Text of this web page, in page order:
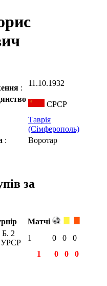
:
11.10.1932
СРСР
Таврія
(Сімферополь)
: Воротар
за
Матчі
Б. 2
УРСР
1 0 0
0
1 0 0 0